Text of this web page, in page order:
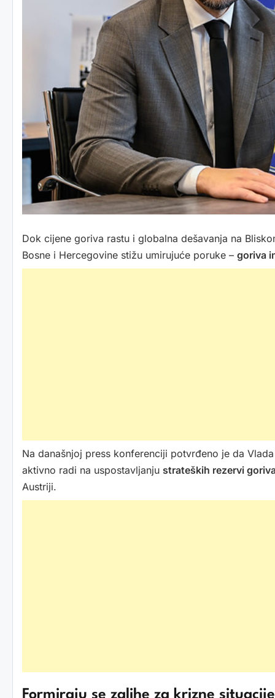
Dok cijene goriva rastu i globalna dešavanja na
Bosne i Hercegovine stižu umirujuće poruke – goriva
Na današnjoj press konferenciji potvrđeno je da
aktivno radi na uspostavljanju strateških rezervi
Austriji.